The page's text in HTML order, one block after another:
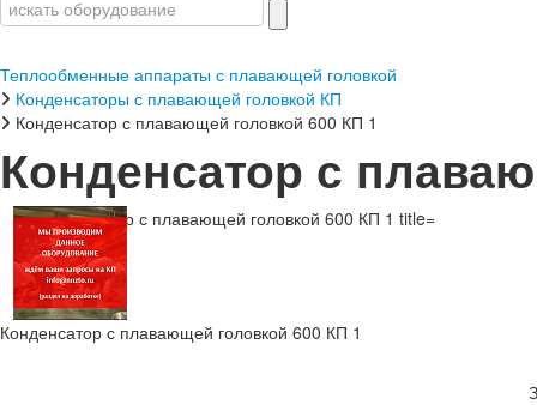
Теплообменные аппараты с плавающей головкой
Конденсаторы с плавающей головкой КП
Конденсатор с плавающей головкой 600 КП 1
Конденсатор с
Конденсатор с плавающей головкой 600 КП 1